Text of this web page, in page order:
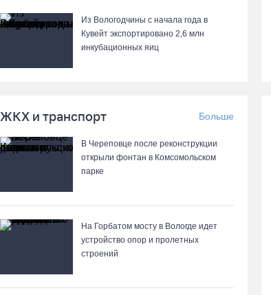
Из Вологодчины с начала года в
Кувейт экспортировано 2,6 млн
инкубационных яиц
ЖКХ и транспорт Больше
В Череповце после реконструкции
открыли фонтан в Комсомольском
парке
На Горбатом мосту в Вологде идет
устройство опор и пролетных
строений